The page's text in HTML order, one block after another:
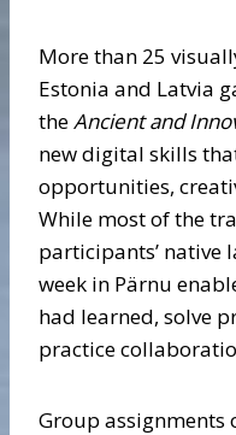
More than 25
Estonia and Latvia
theAncient and
new digital skills
opportunities,
While most of the
participants’ native
week in Pärnu
had learned, solve
practice
Group assignments